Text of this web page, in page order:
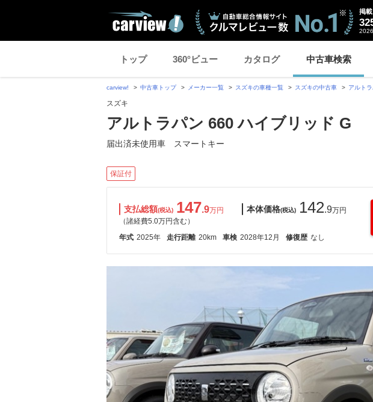
掲
トップ 360°ビュー カタログ 中古車検索
carview! 中古車トップ メーカー一覧 スズキの車種一覧 スズキの中古車 アルト
スズキ
アルトラパン 660 ハイブリッド G
届出済未使用車 スマートキー
保証付
支払総額(税込) 147.9万円
（諸経費5.0万円含む）
本体価格(税込) 142.9万円
年式 2025年 走行距離 20km 車検 2028年12月 修復歴 なし